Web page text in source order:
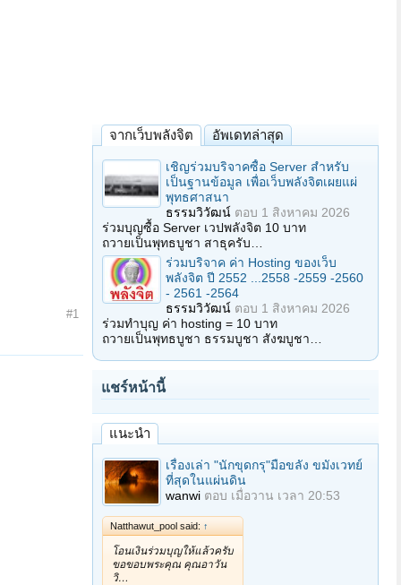
#1
จากเว็บพลังจิต อัพเดทล่าสุด
เชิญร่วมบริจาคซื้อ Server สำหรับ
เป็นฐานข้อมูล เพื่อเว็บพลังจิตเผยแผ่
พุทธศาสนา
ธรรมวิวัฒน์ ตอบ 1 สิงหาคม 2026
ร่วมบุญซื้อ Server เวปพลังจิต 10 บาท
ถวายเป็นพุทธบูชา สาธุครับ…
ร่วมบริจาค ค่า Hosting ของเว็บ
พลังจิต ปี 2552 ...2558 -2559 -2560
- 2561 -2564
ธรรมวิวัฒน์ ตอบ 1 สิงหาคม 2026
ร่วมทำบุญ ค่า hosting = 10 บาท
ถวายเป็นพุทธบูชา ธรรมบูชา สังฆบูชา…
แชร์หน้านี้
แนะนำ
เรื่องเล่า "นักขุดกรุ"มือขลัง ขมังเวทย์
ที่สุดในแผ่นดิน
wanwi ตอบ เมื่อวาน เวลา 20:53
Natthawut_pool said: ↑
โอนเงินร่วมบุญให้แล้วครับ
ขอขอบพระคุณ คุณอาวัน
วิ…